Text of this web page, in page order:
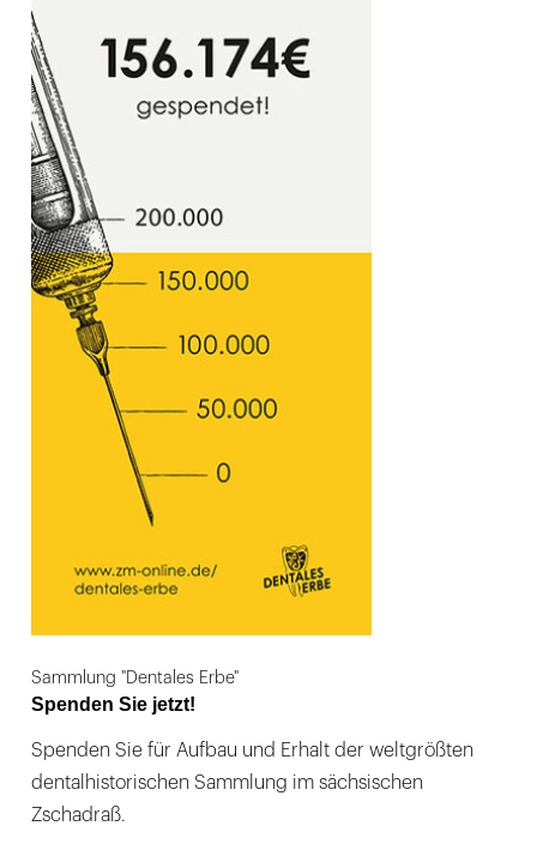
Sammlung "Dentales Erbe"
Spenden Sie jetzt!
Spenden Sie für Aufbau und Erhalt der weltgrößten
dentalhistorischen Sammlung im sächsischen
Zschadraß.